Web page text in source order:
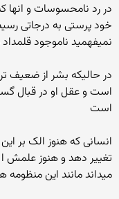
در رد نامحسوسات و انها
خود پرستی به درجاتی
نمیفهمید ناموجود
در حالیکه بشر از ضعیف
است و عقل او در قبال
است
انسانی که هنوز الک بر
تغییر دهد و هنوز علمش ا
میداند مانند این منظومه